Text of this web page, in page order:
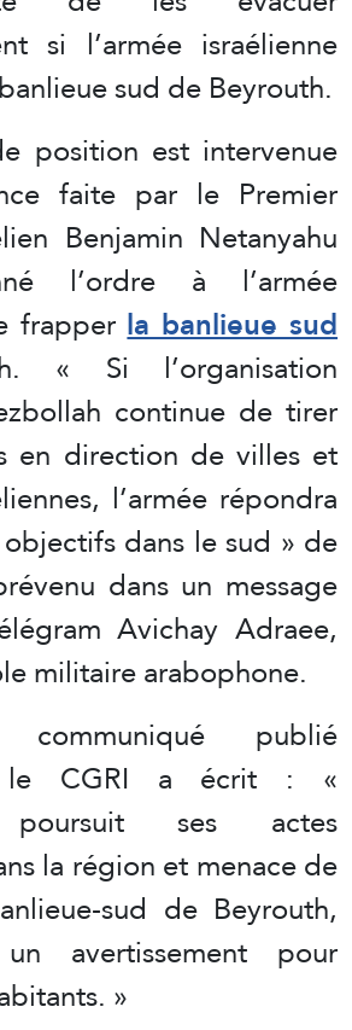
si l’armée israélienne
sud de Beyrouth.
position est intervenue
faite par le Premier
Benjamin Netanyahu
l’ordre à l’armée
frapperla banlieue sud
« Si l’organisation
continue de tirer
en direction de villes et
l’armée répondra
dans le sud » de
dans un message
Avichay Adraee,
militaire arabophone.
publié
le CGRI a écrit : «
poursuit ses actes
la région et menace de
sud de Beyrouth,
avertissement pour
»